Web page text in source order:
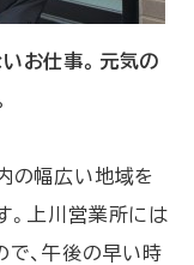
お仕事。元気の
の幅広い地域を
。上川営業所には
、午後の早い時